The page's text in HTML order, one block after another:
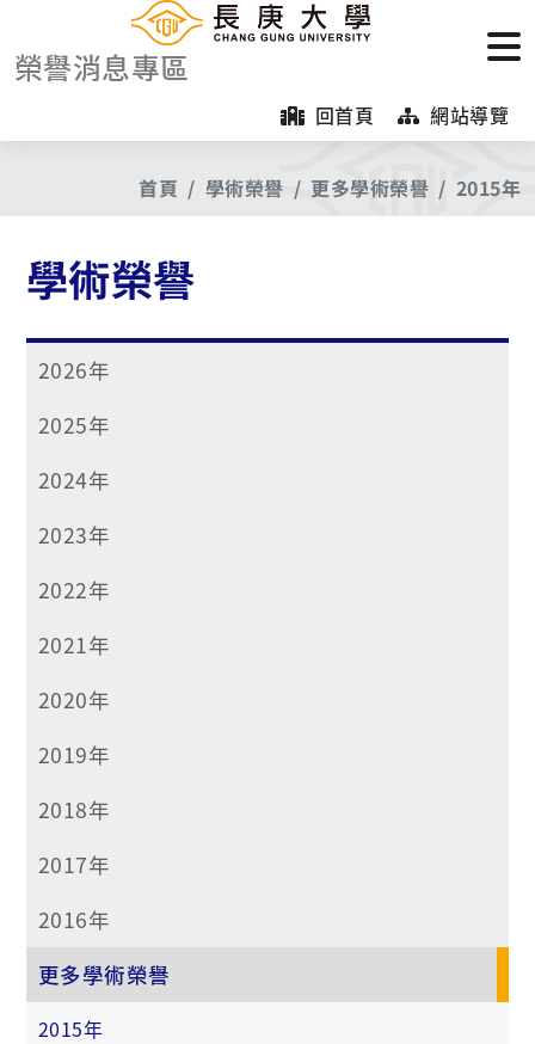
榮譽消息專區
回首頁 網站導覽
首頁 學術榮譽 更多學術榮譽 2015年
學術榮譽
2026年
2025年
2024年
2023年
2022年
2021年
2020年
2019年
2018年
2017年
2016年
更多學術榮譽
2015年